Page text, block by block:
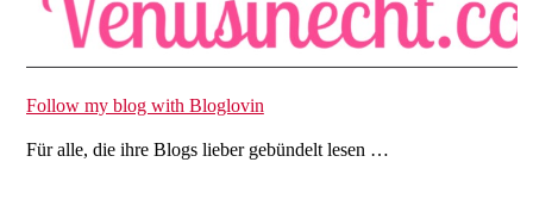
Follow my blog with Bloglovin
Für alle, die ihre Blogs lieber gebündelt lesen …